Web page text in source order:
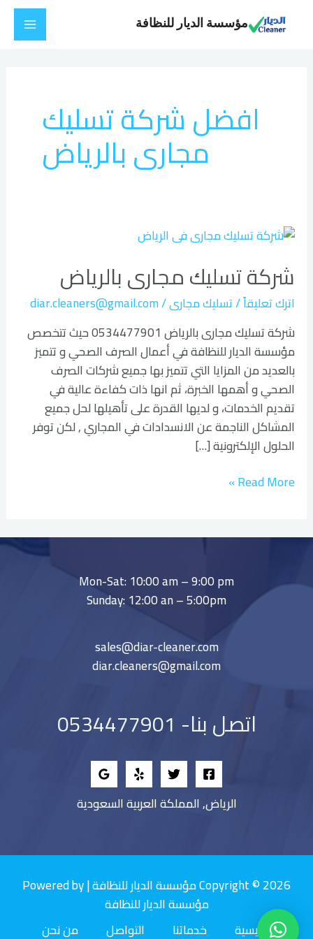
مؤسسة الديار للنظافة
Main
افضل شركة تسليك
مجارى بالرياض
شركة تسليك مجارى بالرياض
اترك تعليقاً/تسليك مجارى/
diar.cleaners@gmail.com
شركة تسليك مجارى بالرياض 0534477901 حيث تتخصص
مؤسسة الديار للنظافة في أعمال الصرف الصحي و تتميز
بالعديد من المزايا التي تتميز بها جميع شركات الصرف
الصحي و أهمها الخبرة، ثم انها ذات كفاءة عالية في
تقديم الخدمات، و لديها القدرة على تأهيلها لحل جميع
المشاكل الناجمة عن الانسدادات في المجاري , لكن توفر
الحلول الإلكترونية […]
شركة
مجارى
بالرياض
Read More »
Mon-Sat: 10:00 am – 9:00 pm
Sunday: 12:00 an – 5:00pm
sales@diar-cleaner.com
diar.cleaners@gmail.com
اتصل بنا- 0534477901
الرياض, المملكة العربية السعودية
Copyright © 2026 مؤسسة الديار للنظافة | Powered by
مؤسسة الديار للنظافة
الرئيسية
خدماتنا التواصل من نحن